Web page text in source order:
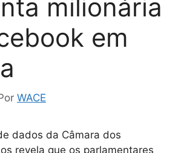
milionária
em
WACE
dados da Câmara dos
revela que os parlamentares